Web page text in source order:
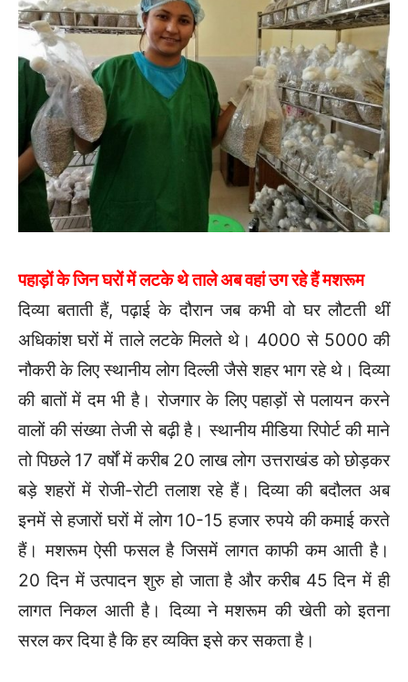
पहाड़ों के जिन घरों में लटके थे ताले अब वहां उग रहे हैं मशरूम
दिव्या बताती हैं, पढ़ाई के दौरान जब कभी वो घर लौटती थीं
अधिकांश घरों में ताले लटके मिलते थे। 4000 से 5000 की
नौकरी के लिए स्थानीय लोग दिल्ली जैसे शहर भाग रहे थे। दिव्या
की बातों में दम भी है। रोजगार के लिए पहाड़ों से पलायन करने
वालों की संख्या तेजी से बढ़ी है। स्थानीय मीडिया रिपोर्ट की माने
तो पिछले 17 वर्षों में करीब 20 लाख लोग उत्तराखंड को छोड़कर
बड़े शहरों में रोजी-रोटी तलाश रहे हैं। दिव्या की बदौलत अब
इनमें से हजारों घरों में लोग 10-15 हजार रुपये की कमाई करते
हैं। मशरूम ऐसी फसल है जिसमें लागत काफी कम आती है।
20 दिन में उत्पादन शुरु हो जाता है और करीब 45 दिन में ही
लागत निकल आती है। दिव्या ने मशरूम की खेती को इतना
सरल कर दिया है कि हर व्यक्ति इसे कर सकता है।